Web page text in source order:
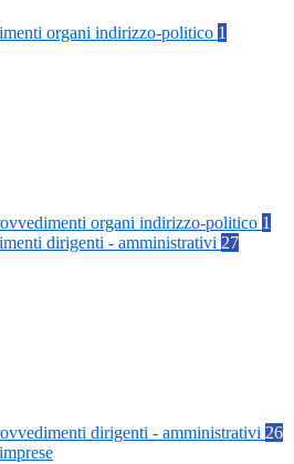
organi indirizzo-politico 1
organi indirizzo-politico 1
dirigenti - amministrativi 27
dirigenti - amministrativi 26